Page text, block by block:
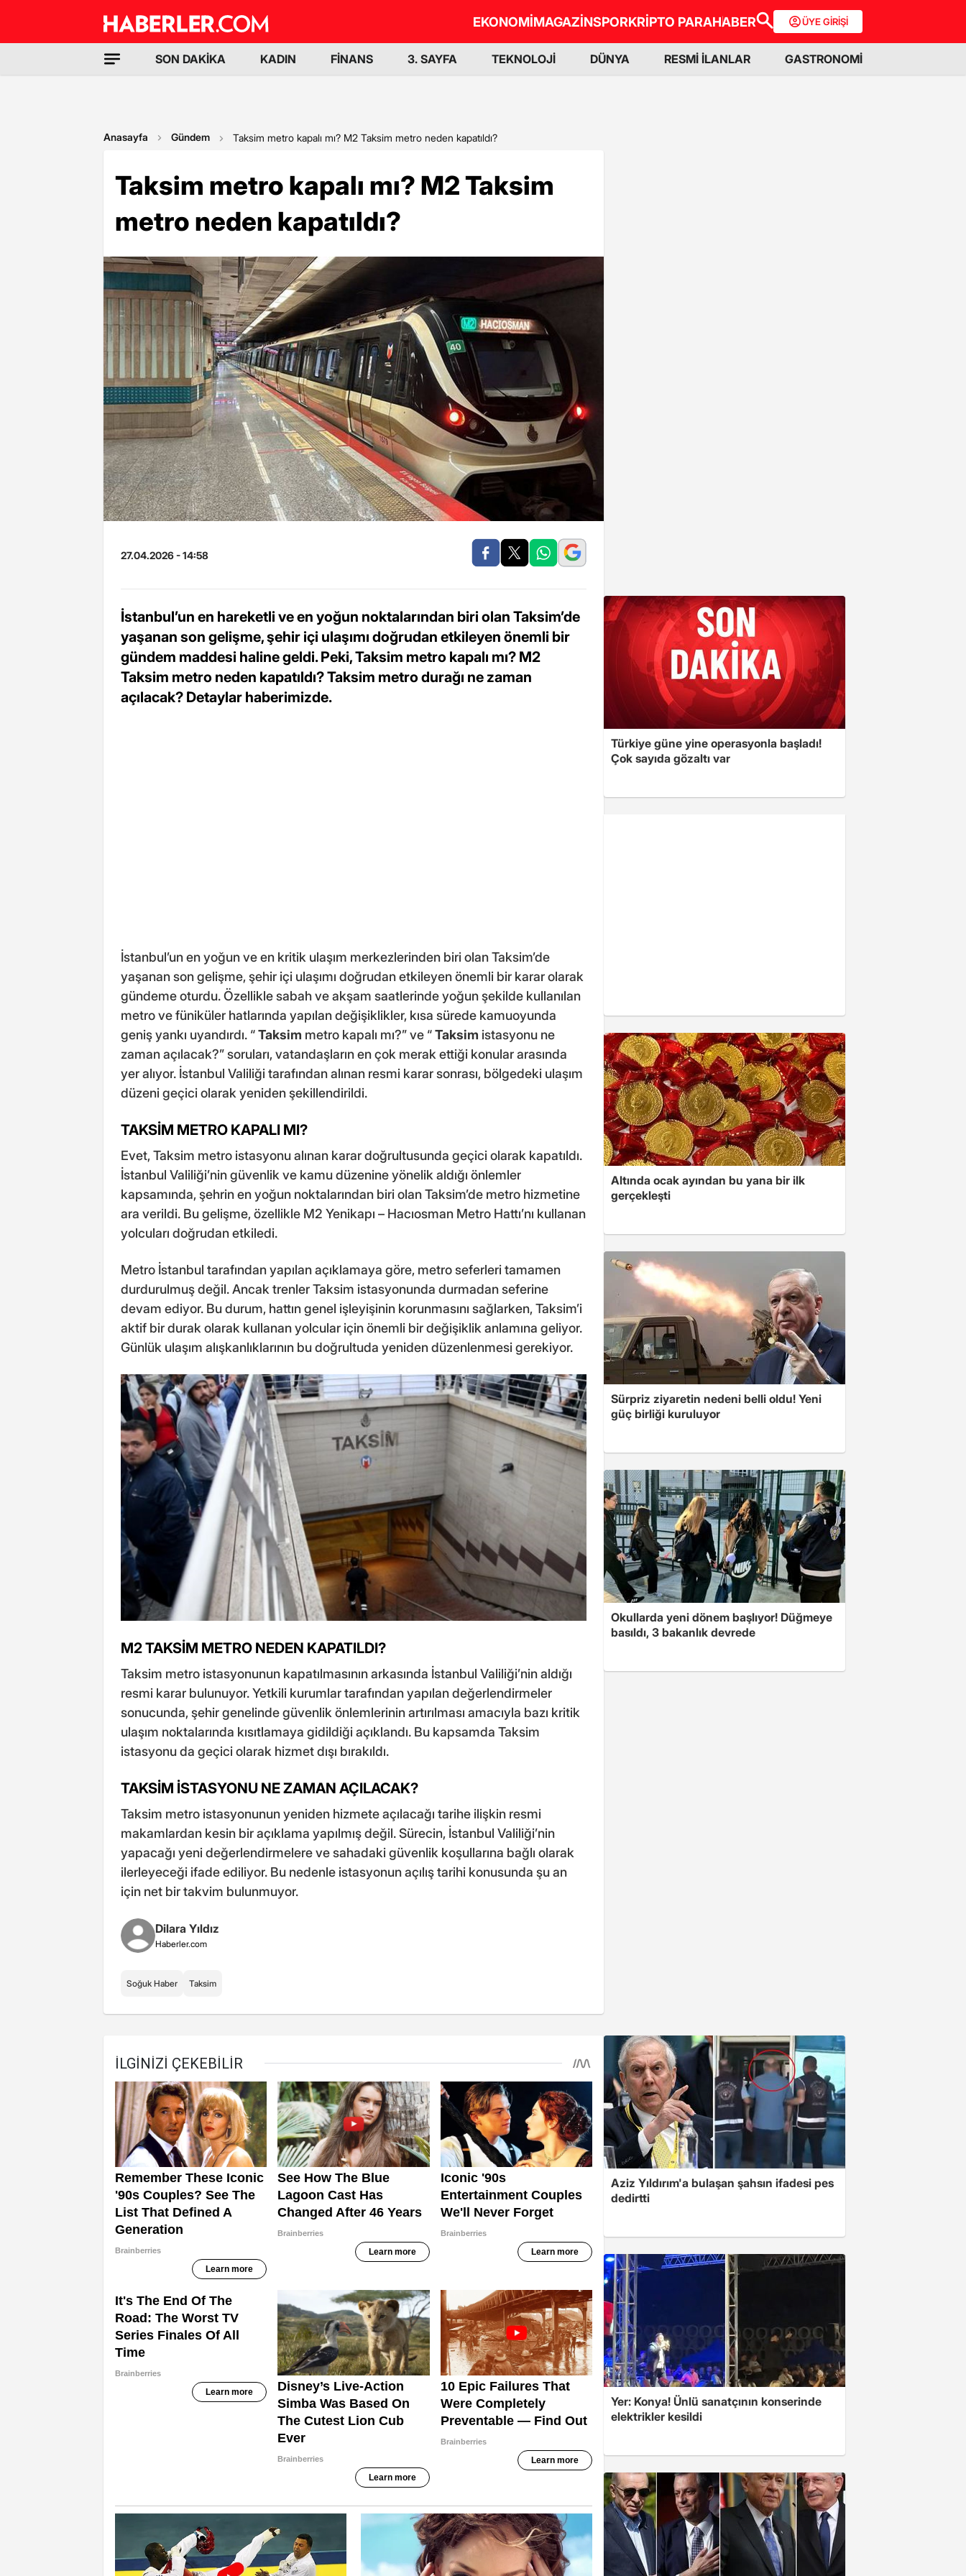
EKONOMİMAGAZİNSPORKRİPTO PARAHABER ÜYE GİRİŞİ
SON DAKİKA KADIN FİNANS 3. SAYFA TEKNOLOJİ DÜNYA RESMİ İLANLAR GASTRONOMİ
Anasayfa Gündem Taksim metro kapalı mı? M2 Taksim metro neden kapatıldı?
Taksim metro kapalı mı? M2 Taksim
metro neden kapatıldı?
27.04.2026 - 14:58
İstanbul’un en hareketli ve en yoğun noktalarından biri olan Taksim’de
yaşanan son gelişme, şehir içi ulaşımı doğrudan etkileyen önemli bir
gündem maddesi haline geldi. Peki, Taksim metro kapalı mı? M2
Taksim metro neden kapatıldı? Taksim metro durağı ne zaman
açılacak? Detaylar haberimizde.
İstanbul’un en yoğun ve en kritik ulaşım merkezlerinden biri olan Taksim’de
yaşanan son gelişme, şehir içi ulaşımı doğrudan etkileyen önemli bir karar olarak
gündeme oturdu. Özellikle sabah ve akşam saatlerinde yoğun şekilde kullanılan
metro ve füniküler hatlarında yapılan değişiklikler, kısa sürede kamuoyunda
geniş yankı uyandırdı. “Taksim metro kapalı mı?” ve “Taksim istasyonu ne
zaman açılacak?” soruları, vatandaşların en çok merak ettiği konular arasında
yer alıyor. İstanbul Valiliği tarafından alınan resmi karar sonrası, bölgedeki ulaşım
düzeni geçici olarak yeniden şekillendirildi.
TAKSİM METRO KAPALI MI?
Evet, Taksim metro istasyonu alınan karar doğrultusunda geçici olarak kapatıldı.
İstanbul Valiliği’nin güvenlik ve kamu düzenine yönelik aldığı önlemler
kapsamında, şehrin en yoğun noktalarından biri olan Taksim’de metro hizmetine
ara verildi. Bu gelişme, özellikle M2 Yenikapı – Hacıosman Metro Hattı’nı kullanan
yolcuları doğrudan etkiledi.
Metro İstanbul tarafından yapılan açıklamaya göre, metro seferleri tamamen
durdurulmuş değil. Ancak trenler Taksim istasyonunda durmadan seferine
devam ediyor. Bu durum, hattın genel işleyişinin korunmasını sağlarken, Taksim’i
aktif bir durak olarak kullanan yolcular için önemli bir değişiklik anlamına geliyor.
Günlük ulaşım alışkanlıklarının bu doğrultuda yeniden düzenlenmesi gerekiyor.
M2 TAKSİM METRO NEDEN KAPATILDI?
Taksim metro istasyonunun kapatılmasının arkasında İstanbul Valiliği’nin aldığı
resmi karar bulunuyor. Yetkili kurumlar tarafından yapılan değerlendirmeler
sonucunda, şehir genelinde güvenlik önlemlerinin artırılması amacıyla bazı kritik
ulaşım noktalarında kısıtlamaya gidildiği açıklandı. Bu kapsamda Taksim
istasyonu da geçici olarak hizmet dışı bırakıldı.
TAKSİM İSTASYONU NE ZAMAN AÇILACAK?
Taksim metro istasyonunun yeniden hizmete açılacağı tarihe ilişkin resmi
makamlardan kesin bir açıklama yapılmış değil. Sürecin, İstanbul Valiliği’nin
yapacağı yeni değerlendirmelere ve sahadaki güvenlik koşullarına bağlı olarak
ilerleyeceği ifade ediliyor. Bu nedenle istasyonun açılış tarihi konusunda şu an
için net bir takvim bulunmuyor.
Dilara Yıldız
Haberler.com
Soğuk Haber Taksim
Türkiye güne yine operasyonla başladı!
Çok sayıda gözaltı var
Altında ocak ayından bu yana bir ilk
gerçekleşti
Sürpriz ziyaretin nedeni belli oldu! Yeni
güç birliği kuruluyor
Okullarda yeni dönem başlıyor! Düğmeye
basıldı, 3 bakanlık devrede
Aziz Yıldırım'a bulaşan şahsın ifadesi pes
dedirtti
Yer: Konya! Ünlü sanatçının konserinde
elektrikler kesildi